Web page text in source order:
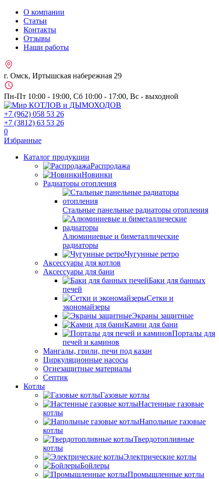
О компании
Статьи
Контакты
Отзывы
Наши работы
г. Омск, Иртышская набережная 29
Пн-Пт 10:00 - 19:00, Сб 10:00 - 17:00, Вс - выходной
+7 (962) 058 53 26
+7 (3812) 63 53 26
0
Избранные
Каталог продукции
Распродажа
Новинки
Радиаторы отопления
Стальные панельные радиаторы отопления
Алюминиевые и биметаллические
радиаторы
Чугунные ретро
Аксессуары для котлов
Аксессуары для бани
Баки для банных
печей
Сетки и
экономайзеры
Экраны защитные
Камни для бани
Порталы для
печей и каминов
Мангалы, грили, печи под казан
Циркуляционные насосы
Огнезащитные материалы
Септик
Котлы
Газовые котлы
Настенные газовые
котлы
Напольные газовые
котлы
Твердотопливные
котлы
Электрические котлы
Бойлеры
Промышленные котлы